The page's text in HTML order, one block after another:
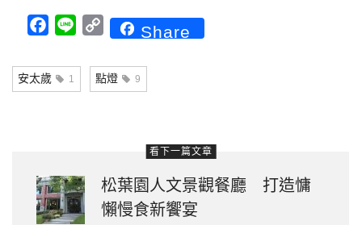
Facebook
Line CopyShare
安太歲 1 點燈 9
看下一篇文章
松葉園人文景觀餐廳 打造慵
懶慢食新饗宴